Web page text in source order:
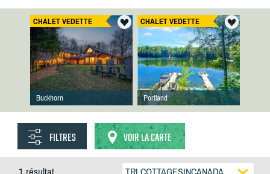
CHALET VEDETTE
Buckhorn
CHALET VEDETTE
Portland
FILTRES VOIR LA CARTE
1 résultat TRI COTTAGESINCANADA